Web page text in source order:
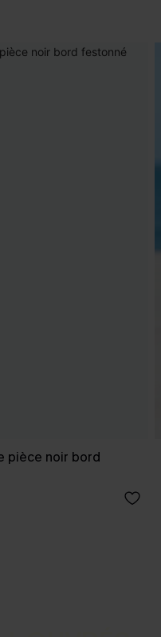
pièce noir bord